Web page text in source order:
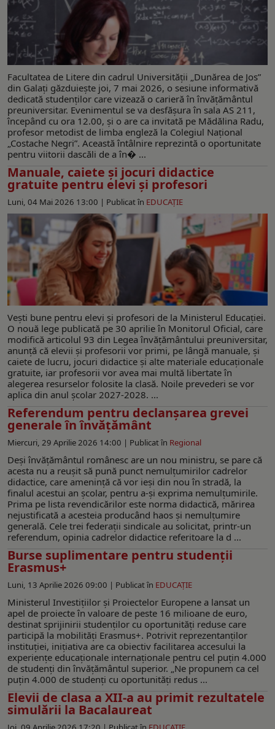
Facultatea de Litere din cadrul Universității „Dunărea de Jos”
din Galați găzduiește joi, 7 mai 2026, o sesiune informativă
dedicată studenților care vizează o carieră în învățământul
preuniversitar. Evenimentul se va desfășura în sala AS 211,
începând cu ora 12.00, și o are ca invitată pe Mădălina Radu,
profesor metodist de limba engleză la Colegiul Național
„Costache Negri”. Această întâlnire reprezintă o oportunitate
pentru viitorii dascăli de a în� ...
Manuale, caiete și jocuri didactice
gratuite pentru elevi și profesori
Luni, 04 Mai 2026 13:00 | Publicat în EDUCAŢIE
Vești bune pentru elevi și profesori de la Ministerul Educației.
O nouă lege publicată pe 30 aprilie în Monitorul Oficial, care
modifică articolul 93 din Legea învățământului preuniversitar,
anunță că elevii și profesorii vor primi, pe lângă manuale, și
caiete de lucru, jocuri didactice și alte materiale educaționale
gratuite, iar profesorii vor avea mai multă libertate în
alegerea resurselor folosite la clasă. Noile prevederi se vor
aplica din anul școlar 2027-2028. ...
Referendum pentru declanșarea grevei
generale în învățământ
Miercuri, 29 Aprilie 2026 14:00 | Publicat în Regional
Deși învățământul românesc are un nou ministru, se pare că
acesta nu a reușit să pună punct nemulțumirilor cadrelor
didactice, care amenință că vor ieși din nou în stradă, la
finalul acestui an școlar, pentru a-și exprima nemulțumirile.
Prima pe lista revendicărilor este norma didactică, mărirea
nejustificată a acesteia producând haos și nemulțumire
generală. Cele trei federații sindicale au solicitat, printr-un
referendum, opinia cadrelor didactice referitoare la d ...
Burse suplimentare pentru studenții
Erasmus+
Luni, 13 Aprilie 2026 09:00 | Publicat în EDUCAŢIE
Ministerul Investițiilor și Proiectelor Europene a lansat un
apel de proiecte în valoare de peste 16 milioane de euro,
destinat sprijinirii studenților cu oportunități reduse care
participă la mobilități Erasmus+. Potrivit reprezentanților
instituției, inițiativa are ca obiectiv facilitarea accesului la
experiențe educaționale internaționale pentru cel puțin 4.000
de studenți din învățământul superior. „Ne propunem ca cel
puțin 4.000 de studenți cu oportunități redus ...
Elevii de clasa a XII-a au primit rezultatele
simulării la Bacalaureat